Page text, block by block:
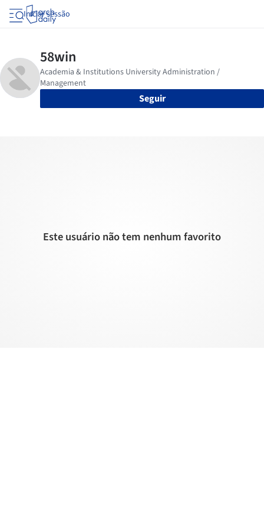
Iniciar sessão
Seguir
Este usuário não tem nenhum favorito